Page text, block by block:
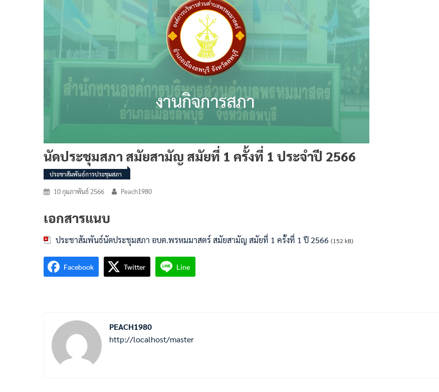
นัดประชุมสภา สมัยสามัญ สมัยที่ 1 ครั้งที่ 1 ประจำปี 2566
ประชาสัมพันธ์การประชุมสภา
10 กุมภาพันธ์ 2566 Peach1980
เอกสารแนบ
ประชาสัมพันธ์นัดประชุมสภา อบต.พรหมมาสตร์ สมัยสามัญ สมัยที่ 1 ครั้งที่ 1 ปี 2566 (152 kB)
Facebook Twitter Line
PEACH1980
http://localhost/master